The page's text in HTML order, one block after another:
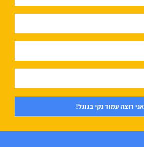
אני רוצה עמוד נקי בגוגל!